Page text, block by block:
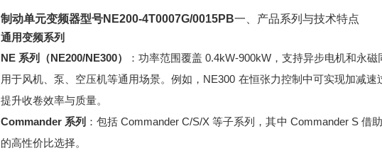
制动单元变频器型号NE200-4T0007G/0015PB一、产品系列与技术特点
通用变频系列
NE 系列（NE200/NE300）
：功率范围覆盖 0.4kW-900kW，支持异步电机和永
用于风机、泵、空压机等通用场景。例如，NE300 在恒张力控制中可实现加减
提升收卷效率与质量。
Commander 系列 ：包括 Commander C/S/X 等子系列，其中 Commander S 借
的高性价比选择。